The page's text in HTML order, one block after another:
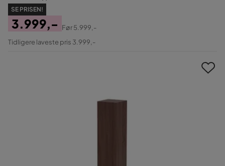
SE PRISEN!
Pris
3.999,-
Original
Før5.999,-
Tidligere laveste pris 3.999,-